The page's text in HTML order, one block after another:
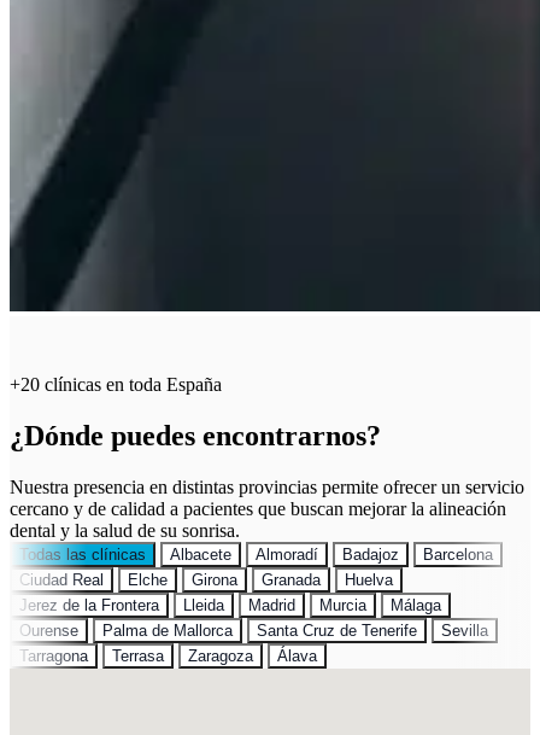
+20 clínicas en toda España
¿Dónde puedes encontrarnos?
Nuestra presencia en distintas provincias permite ofrecer un servicio
cercano y de calidad a pacientes que buscan mejorar la alineación
dental y la salud de su sonrisa.
Todas las clínicas Albacete Almoradí Badajoz
Barcelona
Ciudad Real
Elche Girona Granada
Huelva
Jerez de la Frontera
Lleida Madrid Murcia
Málaga
Ourense
Palma de Mallorca Santa Cruz de Tenerife
Sevilla
Tarragona
Terrasa Zaragoza Álava